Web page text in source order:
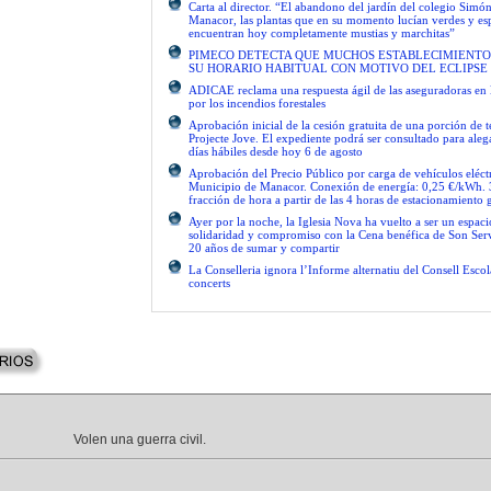
Carta al director. “El abandono del jardín del colegio
Manacor, las plantas que en su momento lucían verdes y
encuentran hoy completamente mustias y marchitas”
PIMECO DETECTA QUE MUCHOS
SU HORARIO HABITUAL CON MOTIVO DEL ECLIPSE
ADICAE reclama una respuesta ágil de las aseguradoras
por los incendios forestales
Aprobación inicial de la cesión gratuita de una porción de
Projecte Jove. El expediente podrá ser consultado para
días hábiles desde hoy 6 de agosto
Aprobación del Precio Público por carga de vehículos
Municipio de Manacor. Conexión de energía: 0,25 €/kWh.
fracción de hora a partir de las 4 horas de estacionamiento
Ayer por la noche, la Iglesia Nova ha vuelto a ser un
solidaridad y compromiso con la Cena benéfica de Son
20 años de sumar y compartir
La Conselleria ignora l’Informe alternatiu del Consell
concerts
Volen una guerra civil.